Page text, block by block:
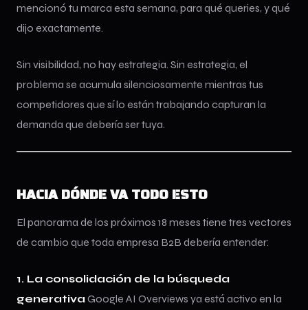
mencionó tu marca esta semana, para qué queries, y qué
dijo exactamente.
Sin visibilidad, no hay estrategia. Sin estrategia, el
problema se acumula silenciosamente mientras tus
competidores que sí lo están trabajando capturan la
demanda que debería ser tuya.
HACIA DÓNDE VA TODO ESTO
El panorama de los próximos 18 meses tiene tres vectores
de cambio que toda empresa B2B debería entender:
1. La consolidación de la búsqueda
generativaGoogle AI Overviews ya está activo en la